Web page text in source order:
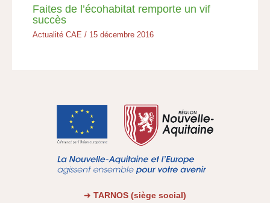
Faites de l’écohabitat remporte un vif
succès
Actualité CAE / 15 décembre 2016
➜ TARNOS (siège social)